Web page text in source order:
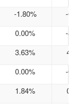
-1.80% -
0.00% -
3.63%
0.00% -
1.84%